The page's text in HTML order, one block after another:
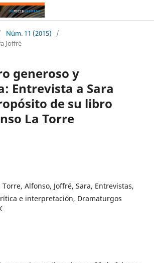
Núm. 11 (2015)
/
Joffré
generoso y
Entrevista a Sara
de su libro
La Torre
Torre, Alfonso, Joffré, Sara, Entrevistas,
e interpretación, Dramaturgos